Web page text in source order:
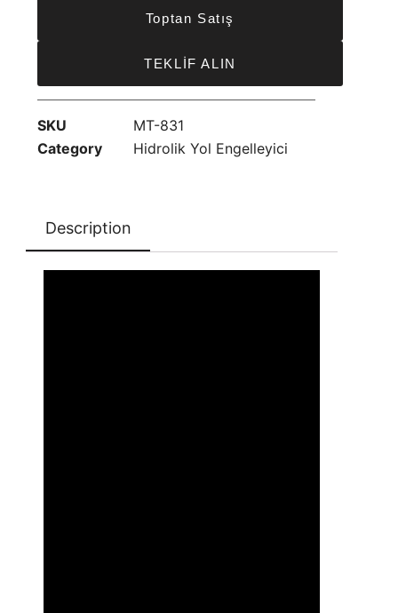
Toptan Satış
TEKLİF ALIN
SKU
MT-831
Category
Hidrolik Yol Engelleyici
Description